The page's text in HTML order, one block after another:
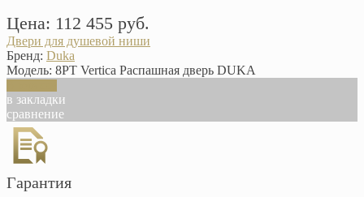
Цена: 112 455 руб.
Двери для душевой ниши
Бренд: Duka
Модель: 8PT Vertica Распашная дверь DUKA
в закладки
сравнение
Гарантия